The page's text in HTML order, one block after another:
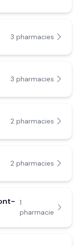
3 pharmacies
3 pharmacies
2 pharmacies
2 pharmacies
1
pharmacie